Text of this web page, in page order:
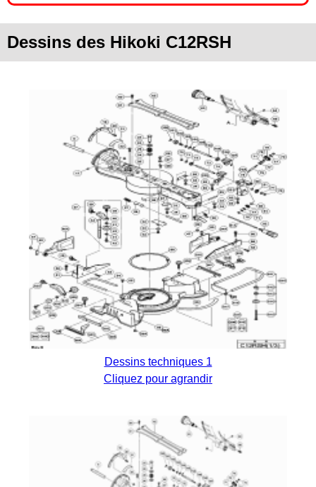
Dessins des Hikoki C12RSH
Dessins techniques 1
Cliquez pour agrandir